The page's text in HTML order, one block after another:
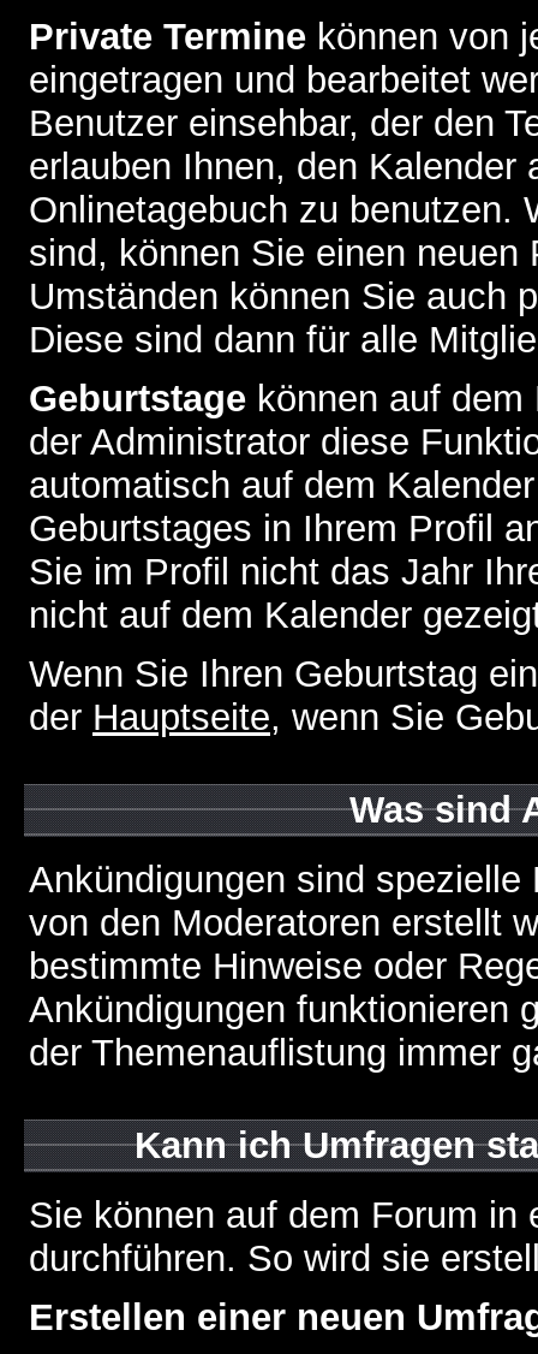
Private Termine können von
eingetragen und bearbeitet
Benutzer einsehbar, der den
erlauben Ihnen, den
Onlinetagebuch zu benutzen.
sind, können Sie einen neuen
Umständen können Sie auch
Diese sind dann für alle
Geburtstage können auf
der Administrator diese
automatisch auf dem
Geburtstages in Ihrem Profil
Sie im Profil nicht das Jahr
nicht auf dem Kalender
Wenn Sie Ihren Geburtstag
der Hauptseite, wenn Sie
Was sind
Ankündigungen sind
von den Moderatoren erstellt
bestimmte Hinweise oder
Ankündigungen funktionieren
der Themenauflistung immer
Kann ich Umfragen
Sie können auf dem Forum in
durchführen. So wird sie
Erstellen einer neuen